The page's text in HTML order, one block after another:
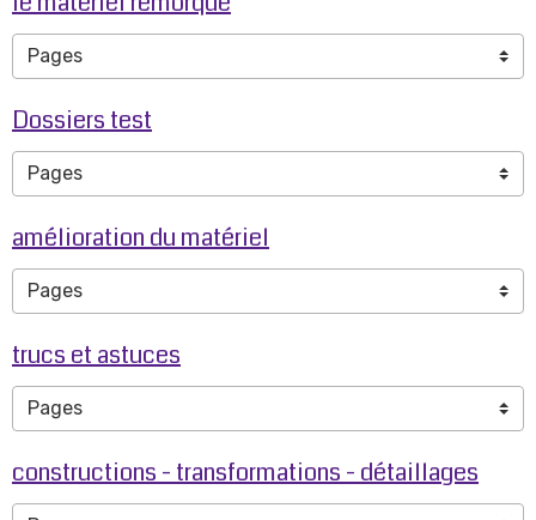
Dossiers test
amélioration du matériel
trucs et astuces
constructions - transformations - détaillages